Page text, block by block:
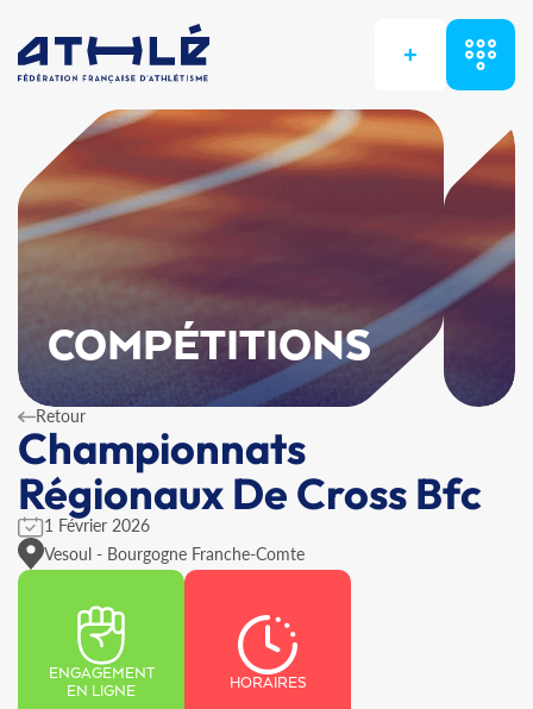
+
COMPÉTITIONS
Retour
Championnats
Régionaux De Cross Bfc
1 Février 2026
Vesoul - Bourgogne Franche-Comte
ENGAGEMENT
EN LIGNE
HORAIRES